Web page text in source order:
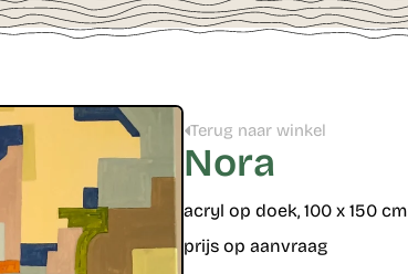
Terug naar winkel
Nora
acryl op doek, 100 x 150 cm
prijs op aanvraag